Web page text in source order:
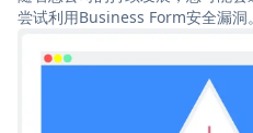
尝试利用Business Form安全漏洞。